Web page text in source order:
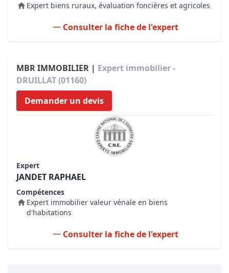
Expert biens ruraux, évaluation foncières et agricoles
Consulter la fiche de l'expert
MBR IMMOBILIER | Expert immobilier -
DRUILLAT (01160)
Demander un devis
Expert
JANDET RAPHAEL
Compétences
Expert immobilier valeur vénale en biens
d'habitations
Consulter la fiche de l'expert